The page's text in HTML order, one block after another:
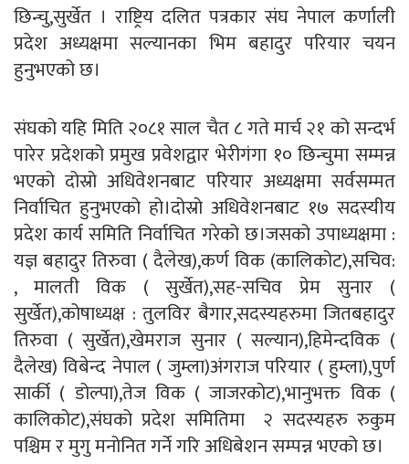
छिन्चु,सुर्खेत । राष्ट्रिय दलित पत्रकार संघ नेपाल कर्णाली
प्रदेश अध्यक्षमा सल्यानका भिम बहादुर परियार चयन
हुनुभएको छ।
संघको यहि मिति २०८१ साल चैत ८ गते मार्च २१ को सन्दर्भ
पारेर प्रदेशको प्रमुख प्रवेशद्वार भेरीगंगा १० छिन्चुमा सम्मन्न
भएको दोस्रो अधिवेशनबाट परियार अध्यक्षमा सर्वसम्मत
निर्वाचित हुनुभएको हो।दोस्रो अधिवेशनबाट १७ सदस्यीय
प्रदेश कार्य समिति निर्वाचित गरेको छ।जसको उपाध्यक्षमा :
यज्ञ बहादुर तिरुवा ( दैलेख),कर्ण विक (कालिकोट),सचिव:
, मालती विक ( सुर्खेत),सह-सचिव प्रेम सुनार (
सुर्खेत),कोषाध्यक्ष : तुलविर बैगार,सदस्यहरुमा जितबहादुर
तिरुवा ( सुर्खेत),खेमराज सुनार ( सल्यान),हिमेन्दविक (
दैलेख) विबेन्द नेपाल ( जुम्ला)अंगराज परियार ( हुम्ला),पुर्ण
सार्की ( डोल्पा),तेज विक ( जाजरकोट),भानुभक्त विक (
कालिकोट),संघको प्रदेश समितिमा २ सदस्यहरु रुकुम
पश्चिम र मुगु मनोनित गर्ने गरि अधिबेशन सम्पन्न भएको छ।